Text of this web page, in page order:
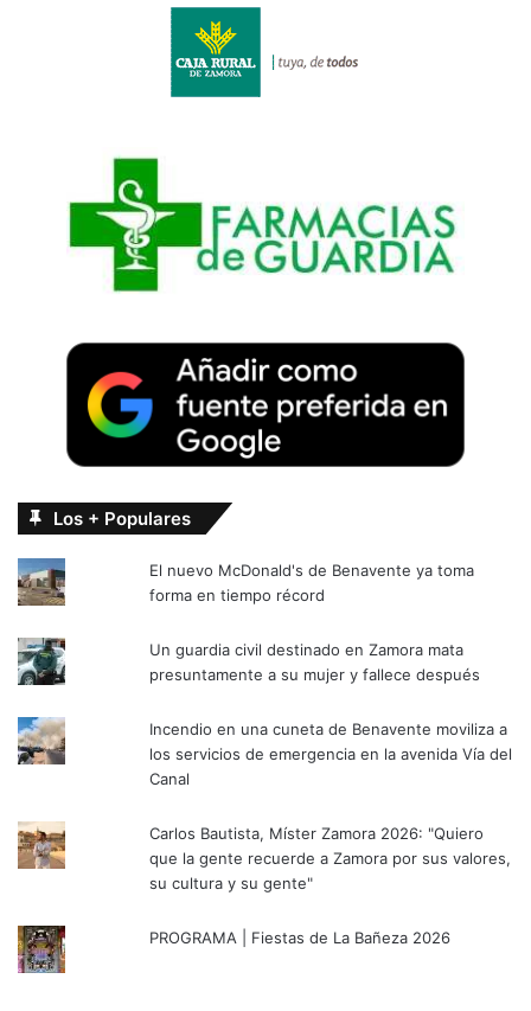
Los + Populares
El nuevo McDonald's de Benavente ya toma
forma en tiempo récord
Un guardia civil destinado en Zamora mata
presuntamente a su mujer y fallece después
Incendio en una cuneta de Benavente moviliza a
los servicios de emergencia en la avenida Vía del
Canal
Carlos Bautista, Míster Zamora 2026: "Quiero
que la gente recuerde a Zamora por sus valores,
su cultura y su gente"
PROGRAMA | Fiestas de La Bañeza 2026